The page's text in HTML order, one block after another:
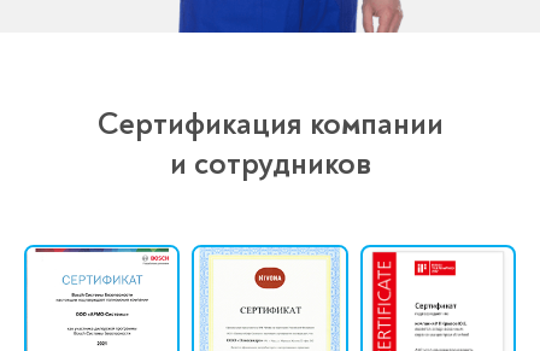
Сертификация компании
и сотрудников